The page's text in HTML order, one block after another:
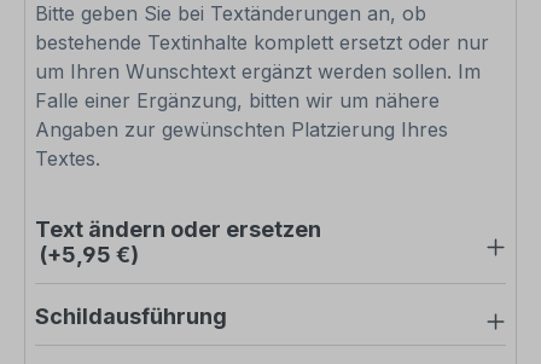
Bitte geben Sie bei Textänderungen an, ob
bestehende Textinhalte komplett ersetzt oder nur
um Ihren Wunschtext ergänzt werden sollen. Im
Falle einer Ergänzung, bitten wir um nähere
Angaben zur gewünschten Platzierung Ihres
Textes.
Text ändern oder ersetzen
(+5,95 €)
Schildausführung